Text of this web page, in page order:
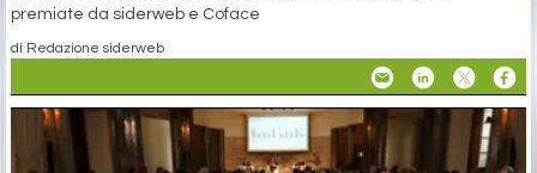
premiate da siderweb e Coface
di Redazione siderweb